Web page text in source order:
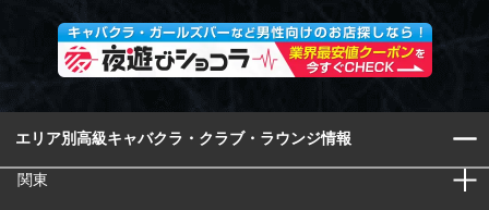
エリア別高級キャバクラ・クラブ・ラウンジ情報
関東